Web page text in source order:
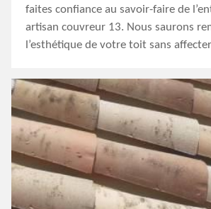
faites confiance au savoir-faire de
artisan couvreur 13. Nous saurons
l’esthétique de votre toit sans